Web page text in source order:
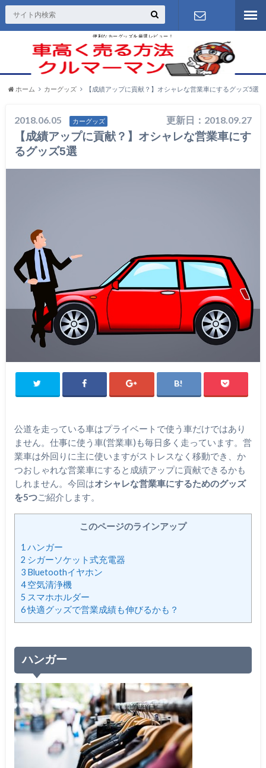
便利なカーグッズを厳選レビュー！
お問い合わ
せ
ホーム カーグッズ 【成績アップに貢献？】オシャレな営業車にするグッズ5選
2018.06.05 カーグッズ 更新日：2018.09.27
【成績アップに貢献？】オシャレな営業車にす
るグッズ5選
公道を走っている車はプライベートで使う車だけではあり
ません。仕事に使う車(営業車)も毎日多く走っています。営
業車は外回りに主に使いますがストレスなく移動でき、か
つおしゃれな営業車にすると成績アップに貢献できるかも
しれません。今回はオシャレな営業車にするためのグッズ
を5つご紹介します。
このページのラインアップ
1 ハンガー
2 シガーソケット式充電器
3Bluetoothイヤホン
4空気清浄機
5 スマホホルダー
6快適グッズで営業成績も伸びるかも？
ハンガー